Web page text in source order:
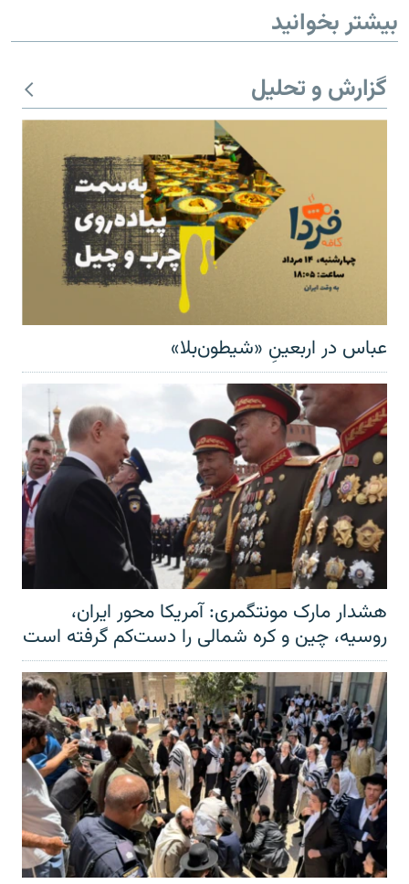
بیشتر بخوانید
گزارش و تحلیل
عباس در اربعینِ «شیطون‌بلا»
هشدار مارک مونتگمری: آمریکا محور ایران،
روسیه، چین و کره شمالی را دست‌کم گرفته است